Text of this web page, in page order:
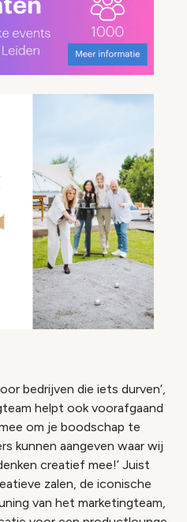
bedrijven die iets durven’,
helpt ook voorafgaand
om je boodschap te
kunnen aangeven waar wij
creatief mee!’ Juist
zalen, de iconische
van het marketingteam,